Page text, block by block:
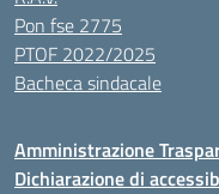
Pon fse 2775
PTOF 2022/2025
Bacheca sindacale
Amministrazione
Dichiarazione di